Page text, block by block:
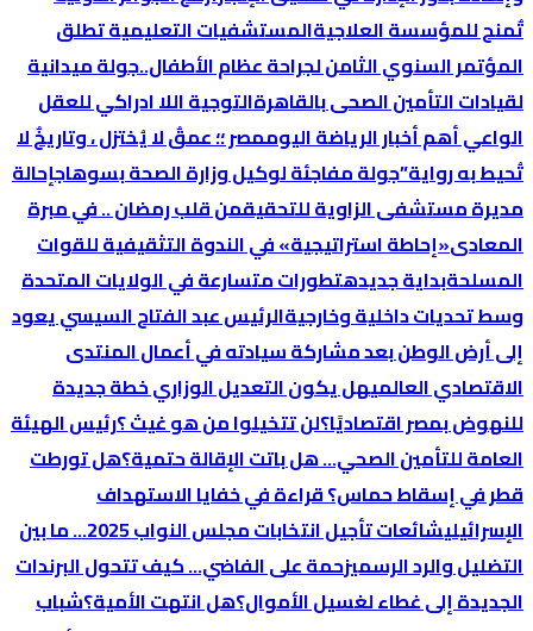
تٌمنح للمؤسسة العلاجيةالمستشفيات التعليمية تطلق
المؤتمر السنوي الثامن لجراحة عظام الأطفال..جولة ميدانية
لقيادات التأمين الصحى بالقاهرةالتوجية اللا ادراكي للعقل
الواعيأهم أخبار الرياضة اليوممصر ؛؛ عمقٌ لا يُختزل ، وتاريخٌ لا
تُحيط به رواية”جولة مفاجئة لوكيل وزارة الصحة بسوهاجإحالة
مديرة مستشفى الزاوية للتحقيقمن قلب رمضان .. في مبرة
المعادى«إحاطة استراتيجية» في الندوة التثقيفية للقوات
المسلحةبداية جديدهتطورات متسارعة في الولايات المتحدة
وسط تحديات داخلية وخارجيةالرئيس عبد الفتاح السيسي يعود
إلى أرض الوطن بعد مشاركة سيادته في أعمال المنتدى
الاقتصادي العالميهل يكون التعديل الوزاري خطة جديدة
للنهوض بمصر اقتصاديًا؟لن تتخيلوا من هو غيث ؟رئيس الهيئة
العامة للتأمين الصحي… هل باتت الإقالة حتمية؟هل تورطت
قطر في إسقاط حماس؟ قراءة في خفايا الاستهداف
الإسرائيلي
شائعات تأجيل انتخابات مجلس النواب 2025… ما بين
التضليل والرد الرسميزحمة على الفاضي… كيف تتحول البرندات
الجديدة إلى غطاء لغسيل الأموال؟هل انتهت الأمية؟شباب